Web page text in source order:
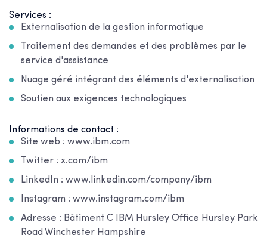
Services :
Externalisation de la gestion informatique
Traitement des demandes et des problèmes par le
service d'assistance
Nuage géré intégrant des éléments d'externalisation
Soutien aux exigences technologiques
Informations de contact :
Site web : www.ibm.com
Twitter : x.com/ibm
LinkedIn : www.linkedin.com/company/ibm
Instagram : www.instagram.com/ibm
Adresse : Bâtiment C IBM Hursley Office Hursley Park
Road Winchester Hampshire